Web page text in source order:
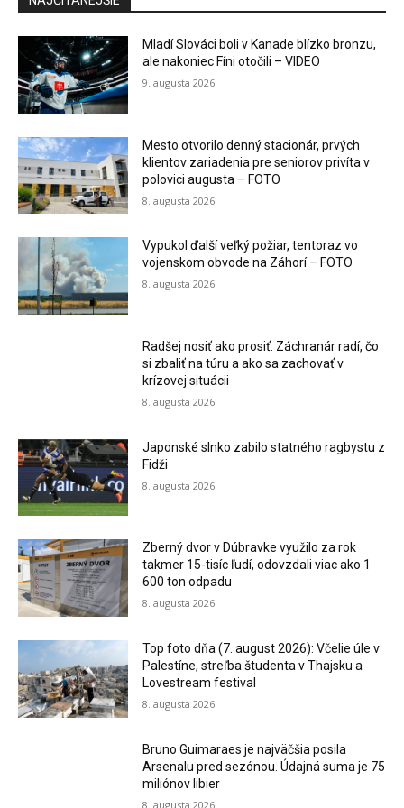
Mladí Slováci boli v Kanade blízko bronzu,
ale nakoniec Fíni otočili – VIDEO
9. augusta 2026
Mesto otvorilo denný stacionár, prvých
klientov zariadenia pre seniorov privíta v
polovici augusta – FOTO
8. augusta 2026
Vypukol ďalší veľký požiar, tentoraz vo
vojenskom obvode na Záhorí – FOTO
8. augusta 2026
Radšej nosiť ako prosiť. Záchranár radí, čo
si zbaliť na túru a ako sa zachovať v
krízovej situácii
8. augusta 2026
Japonské slnko zabilo statného ragbystu z
Fidži
8. augusta 2026
Zberný dvor v Dúbravke využilo za rok
takmer 15-tisíc ľudí, odovzdali viac ako 1
600 ton odpadu
8. augusta 2026
Top foto dňa (7. august 2026): Včelie úle v
Palestíne, streľba študenta v Thajsku a
Lovestream festival
8. augusta 2026
Bruno Guimaraes je najväčšia posila
Arsenalu pred sezónou. Údajná suma je 75
miliónov libier
8. augusta 2026